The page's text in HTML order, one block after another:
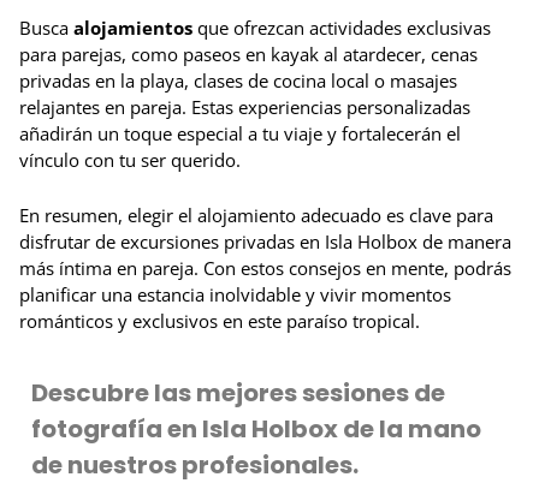
Busca alojamientos que ofrezcan actividades exclusivas
para parejas, como paseos en kayak al atardecer, cenas
privadas en la playa, clases de cocina local o masajes
relajantes en pareja. Estas experiencias personalizadas
añadirán un toque especial a tu viaje y fortalecerán el
vínculo con tu ser querido.
En resumen, elegir el alojamiento adecuado es clave para
disfrutar de excursiones privadas en Isla Holbox de manera
más íntima en pareja. Con estos consejos en mente, podrás
planificar una estancia inolvidable y vivir momentos
románticos y exclusivos en este paraíso tropical.
Descubre las mejores sesiones de
fotografía en Isla Holbox de la mano
de nuestros profesionales.